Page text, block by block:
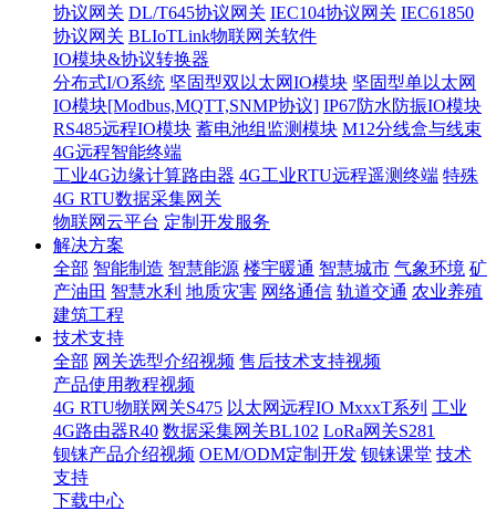
协议网关 DL/T645协议网关 IEC104协议网关 IEC61850
协议网关 BLIoTLink物联网关软件
IO模块&协议转换器
分布式I/O系统 坚固型双以太网IO模块 坚固型单以太网
IO模块[Modbus,MQTT,SNMP协议] IP67防水防振IO模块
RS485远程IO模块 蓄电池组监测模块 M12分线盒与线束
4G远程智能终端
工业4G边缘计算路由器 4G工业RTU远程遥测终端 特殊
4G RTU数据采集网关
物联网云平台 定制开发服务
解决方案
全部 智能制造 智慧能源 楼宇暖通 智慧城市 气象环境 矿
产油田 智慧水利 地质灾害 网络通信 轨道交通 农业养殖
建筑工程
技术支持
全部 网关选型介绍视频 售后技术支持视频
产品使用教程视频
4G RTU物联网关S475 以太网远程IO MxxxT系列 工业
4G路由器R40 数据采集网关BL102 LoRa网关S281
钡铼产品介绍视频 OEM/ODM定制开发 钡铼课堂 技术
支持
下载中心